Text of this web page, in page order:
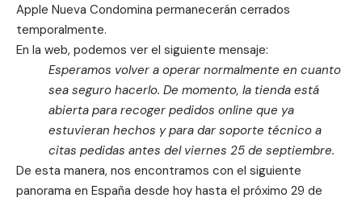
Apple Nueva Condomina permanecerán cerrados
temporalmente.
En la web, podemos ver el siguiente mensaje:
Esperamos volver a operar normalmente en cuanto
sea seguro hacerlo. De momento, la tienda está
abierta para recoger pedidos online que ya
estuvieran hechos y para dar soporte técnico a
citas pedidas antes del viernes 25 de septiembre.
De esta manera, nos encontramos con el siguiente
panorama en España desde hoy hasta el próximo 29 de